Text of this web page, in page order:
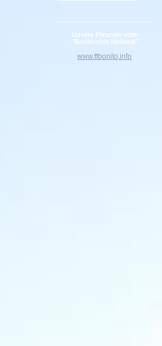
Unsere Freunde vom
"Bonitoclub Holland"
www.ftbonito.info